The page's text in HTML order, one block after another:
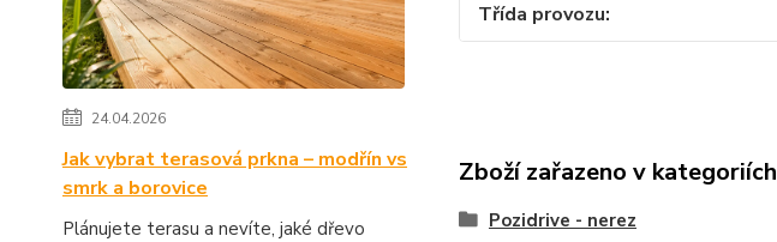
24.04.2026
Jak vybrat terasová prkna – modřín vs
smrk a borovice
Plánujete terasu a nevíte, jaké dřevo
Třída provozu
Zboží zařazeno v kategoriích
Pozidrive - nerez